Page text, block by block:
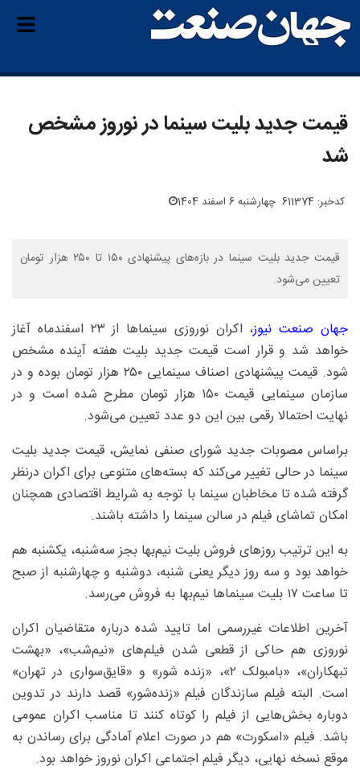
قیمت جدید بلیت سینما در نوروز مشخص
شد
کدخبر: 611374 چهارشنبه 6 اسفند 1404
قیمت جدید بلیت سینما در بازه‌های پیشنهادی ۱۵۰ تا ۲۵۰ هزار تومان
تعیین می‌شود.
جهان صنعت نیوز
، اکران نوروزی سینماها از ۲۳ اسفندماه آغاز
خواهد شد و قرار است قیمت جدید بلیت هفته آینده مشخص
شود. قیمت‌ پیشنهادی اصناف سینمایی ۲۵۰ هزار تومان بوده و در
سازمان سینمایی قیمت ۱۵۰ هزار تومان مطرح شده است و در
نهایت احتمالا رقمی بین این دو عدد تعیین می‌شود.
براساس مصوبات جدید شورای صنفی نمایش، قیمت جدید بلیت
سینما در حالی تغییر می‌کند که بسته‌های متنوعی برای اکران درنظر
گرفته شده تا مخاطبان سینما با توجه به شرایط اقتصادی همچنان
امکان تماشای فیلم در سالن سینما را داشته باشند.
به این ترتیب روزهای فروش بلیت نیم‌بها بجز سه‌شنبه، یکشنبه هم
خواهد بود و سه روز دیگر یعنی شنبه، دوشنبه و چهارشنبه از صبح
تا ساعت ۱۷ بلیت سینماها نیم‌بها به فروش می‌رسد.
آخرین اطلاعات غیررسمی اما تایید شده درباره متقاضیان اکران
نوروزی هم حاکی از قطعی شدن فیلم‌های «نیم‌شب»، «بهشت
تبهکاران»، «بامبولک ۲»، «زنده شور» و «قایق‌سواری در تهران»
است. البته فیلم سازندگان فیلم «زنده‌شور» قصد دارند در تدوین
دوباره بخش‌هایی از فیلم را کوتاه کنند تا مناسب اکران عمومی
باشد. فیلم «اسکورت» هم در صورت اعلام آمادگی برای رساندن به
موقع نسخه نهایی، دیگر فیلم اجتماعی اکران نوروز خواهد بود.